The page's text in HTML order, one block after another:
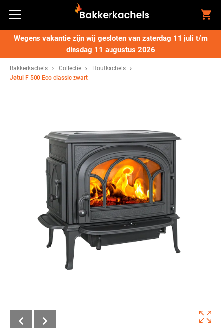
Wegens vakantie zijn wij gesloten van zaterdag 11 juli t/m
dinsdag 11 augustus 2026
Bakkerkachels Collectie
Houtkachels
Jøtul F 500 Eco classic zwart